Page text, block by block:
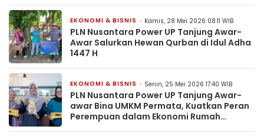
EKONOMI & BISNIS Kamis, 28 Mei 2026 08:11 WIB
PLN Nusantara Power UP Tanjung Awar-
Awar Salurkan Hewan Qurban di Idul Adha
1447 H
EKONOMI & BISNIS Senin, 25 Mei 2026 17:40 WIB
PLN Nusantara Power UP Tanjung Awar-
awar Bina UMKM Permata, Kuatkan Peran
Perempuan dalam Ekonomi Rumah